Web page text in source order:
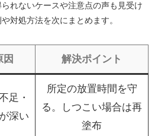
れないケースや注意点の声も見受け
対処方法を次にまとめます。
因 解決ポイント
足・
深い
所定の放置時間を守
る。しつこい場合は再
塗布